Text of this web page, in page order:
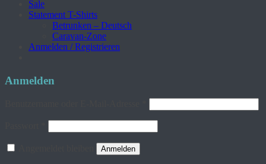
Sale
Statement T-Shirts
Betrunken – Deutsch
Caravan-Zone
Anmelden / Registrieren
Anmelden
Anmelden